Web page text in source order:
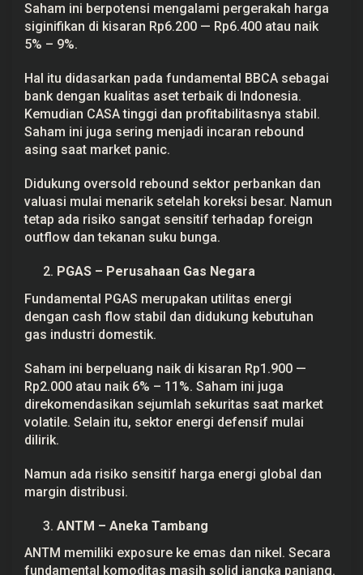
B
e
Saham ini berpotensi mengalami pergerakah harga
siginifikan di kisaran Rp6.200 — Rp6.400 atau naik
5% – 9%.
Hal itu didasarkan pada fundamental BBCA sebagai
bank dengan kualitas aset terbaik di Indonesia.
Kemudian CASA tinggi dan profitabilitasnya stabil.
Saham ini juga sering menjadi incaran rebound
asing saat market panic.
Didukung oversold rebound sektor perbankan dan
valuasi mulai menarik setelah koreksi besar. Namun
tetap ada risiko sangat sensitif terhadap foreign
outflow dan tekanan suku bunga.
PGAS – Perusahaan Gas Negara
Fundamental PGAS merupakan utilitas energi
dengan cash flow stabil dan didukung kebutuhan
gas industri domestik.
Saham ini berpeluang naik di kisaran Rp1.900 —
Rp2.000 atau naik 6% – 11%. Saham ini juga
direkomendasikan sejumlah sekuritas saat market
volatile. Selain itu, sektor energi defensif mulai
dilirik.
Namun ada risiko sensitif harga energi global dan
margin distribusi.
ANTM – Aneka Tambang
ANTM memiliki exposure ke emas dan nikel. Secara
fundamental komoditas masih solid jangka panjang.